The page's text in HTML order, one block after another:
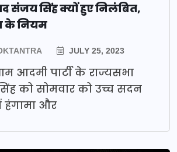
संजय सिंह क्यों हुए निलंबित,
के नियम
JULY 25, 2023
आदमी पार्टी के राज्यसभा
को सोमवार को उच्च सदन
हंगामा और